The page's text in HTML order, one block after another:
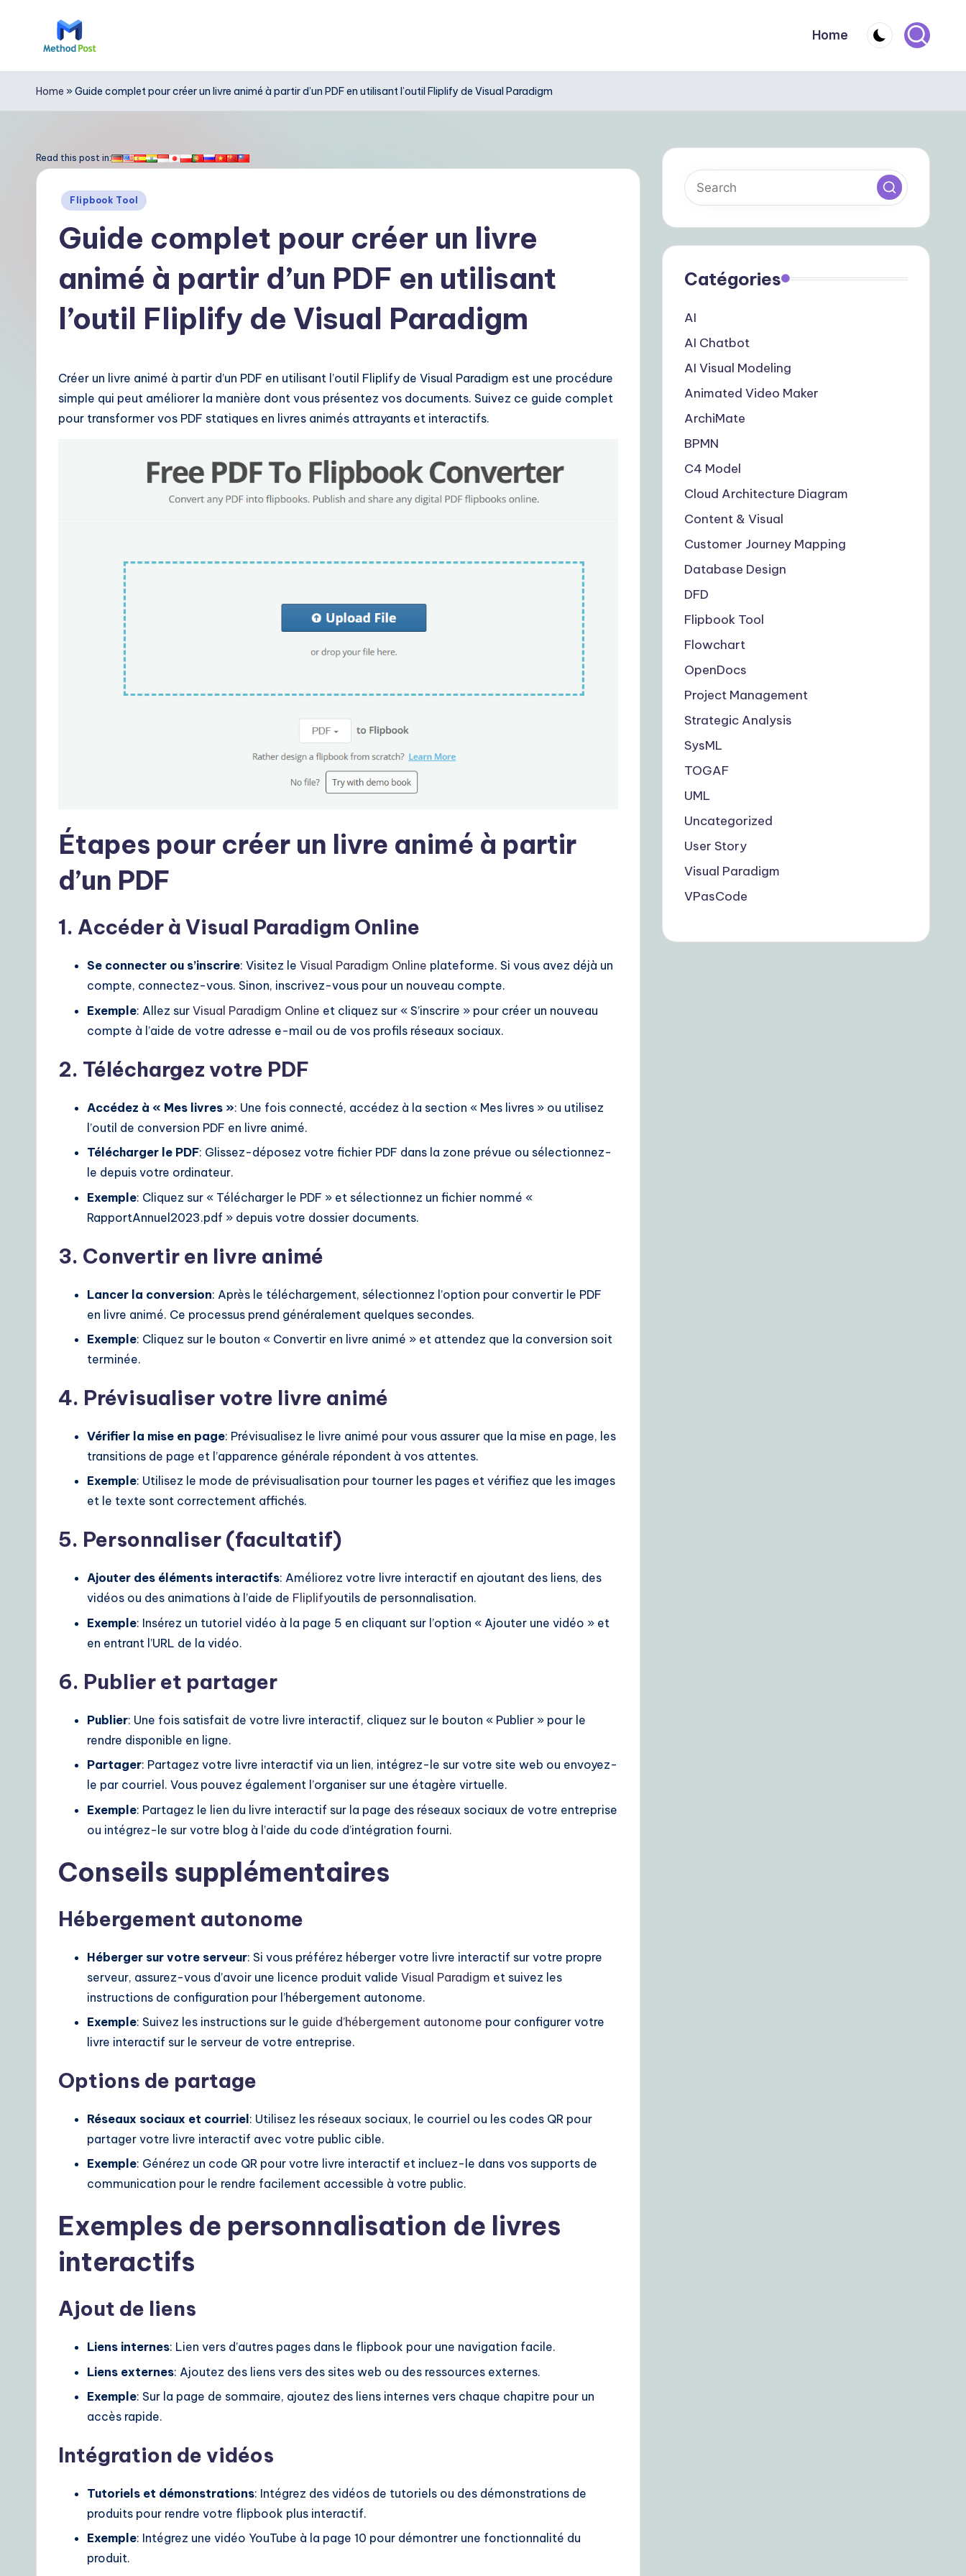
M
e
h
ui
Home
Home » Guide complet pour créer un livre animé à partir d’un PDF en utilisant l’outil Fliplify de Visual Paradigm
Read this post in:
Posted
Flipbook Tool
Guide complet pour créer un livre
animé à partir d’un PDF en utilisant
l’outil Fliplify de Visual Paradigm
Créer un livre animé à partir d’un PDF en utilisant l’outil Fliplify de Visual Paradigm est une procédure
simple qui peut améliorer la manière dont vous présentez vos documents. Suivez ce guide complet
pour transformer vos PDF statiques en livres animés attrayants et interactifs.
Étapes pour créer un livre animé à partir
d’un PDF
1. Accéder à Visual Paradigm Online
Se connecter ou s’inscrire: Visitez le Visual Paradigm Online plateforme. Si vous avez déjà un
compte, connectez-vous. Sinon, inscrivez-vous pour un nouveau compte.
Exemple: Allez sur Visual Paradigm Online et cliquez sur « S’inscrire » pour créer un nouveau
compte à l’aide de votre adresse e-mail ou de vos profils réseaux sociaux.
2. Téléchargez votre PDF
Accédez à « Mes livres »: Une fois connecté, accédez à la section « Mes livres » ou utilisez
l’outil de conversion PDF en livre animé.
Télécharger le PDF: Glissez-déposez votre fichier PDF dans la zone prévue ou sélectionnez-
le depuis votre ordinateur.
Exemple: Cliquez sur « Télécharger le PDF » et sélectionnez un fichier nommé «
RapportAnnuel2023.pdf » depuis votre dossier documents.
3. Convertir en livre animé
Lancer la conversion: Après le téléchargement, sélectionnez l’option pour convertir le PDF
en livre animé. Ce processus prend généralement quelques secondes.
Exemple: Cliquez sur le bouton « Convertir en livre animé » et attendez que la conversion soit
terminée.
4. Prévisualiser votre livre animé
Vérifier la mise en page: Prévisualisez le livre animé pour vous assurer que la mise en page, les
transitions de page et l’apparence générale répondent à vos attentes.
Exemple: Utilisez le mode de prévisualisation pour tourner les pages et vérifiez que les images
et le texte sont correctement affichés.
5. Personnaliser (facultatif)
Ajouter des éléments interactifs: Améliorez votre livre interactif en ajoutant des liens, des
vidéos ou des animations à l’aide de Fliplifyoutils de personnalisation.
Exemple: Insérez un tutoriel vidéo à la page 5 en cliquant sur l’option « Ajouter une vidéo » et
en entrant l’URL de la vidéo.
6. Publier et partager
Publier: Une fois satisfait de votre livre interactif, cliquez sur le bouton « Publier » pour le
rendre disponible en ligne.
Partager: Partagez votre livre interactif via un lien, intégrez-le sur votre site web ou envoyez-
le par courriel. Vous pouvez également l’organiser sur une étagère virtuelle.
Exemple: Partagez le lien du livre interactif sur la page des réseaux sociaux de votre entreprise
ou intégrez-le sur votre blog à l’aide du code d’intégration fourni.
Conseils supplémentaires
Hébergement autonome
Héberger sur votre serveur: Si vous préférez héberger votre livre interactif sur votre propre
serveur, assurez-vous d’avoir une licence produit valide Visual Paradigm et suivez les
instructions de configuration pour l’hébergement autonome.
Exemple: Suivez les instructions sur le guide d’hébergement autonome pour configurer votre
livre interactif sur le serveur de votre entreprise.
Options de partage
Réseaux sociaux et courriel: Utilisez les réseaux sociaux, le courriel ou les codes QR pour
partager votre livre interactif avec votre public cible.
Exemple: Générez un code QR pour votre livre interactif et incluez-le dans vos supports de
communication pour le rendre facilement accessible à votre public.
Exemples de personnalisation de livres
interactifs
Ajout de liens
Liens internes: Lien vers d’autres pages dans le flipbook pour une navigation facile.
Liens externes: Ajoutez des liens vers des sites web ou des ressources externes.
Exemple: Sur la page de sommaire, ajoutez des liens internes vers chaque chapitre pour un
accès rapide.
Intégration de vidéos
Tutoriels et démonstrations: Intégrez des vidéos de tutoriels ou des démonstrations de
produits pour rendre votre flipbook plus interactif.
Exemple: Intégrez une vidéo YouTube à la page 10 pour démontrer une fonctionnalité du
produit.
Catégories
AI
AI Chatbot
AI Visual Modeling
Animated Video Maker
ArchiMate
BPMN
C4 Model
Cloud Architecture Diagram
Content & Visual
Customer Journey Mapping
Database Design
DFD
Flipbook Tool
Flowchart
OpenDocs
Project Management
Strategic Analysis
SysML
TOGAF
UML
Uncategorized
User Story
Visual Paradigm
VPasCode